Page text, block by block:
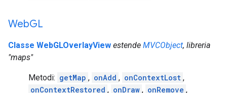
WebGL
Classe WebGLOverlayView estende MVCObject, libreria
"maps"
Metodi: getMap , onAdd , onContextLost ,
onContextRestored , onDraw , onRemove ,